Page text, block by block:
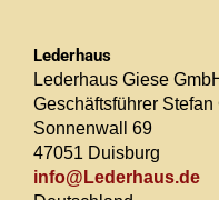
Lederhaus
Lederhaus Giese
Geschäftsführer
Sonnenwall 69
47051 Duisburg
info@Lederhaus.de